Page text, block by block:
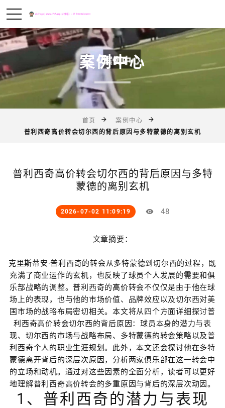
案例中心
首页
案例中心
普利西奇高价转会切尔西的背后原因与多特蒙德的离别玄机
普利西奇高价转会切尔西的背后原因与多特
蒙德的离别玄机
2026-07-02 11:09:19 48
文章摘要：
克里斯蒂安·普利西奇的转会从多特蒙德到切尔西的过程，既
充满了商业运作的玄机，也反映了球员个人发展的需要和俱
乐部战略的调整。普利西奇的高价转会不仅仅是由于他在球
场上的表现，也与他的市场价值、品牌效应以及切尔西对美
国市场的战略布局密切相关。本文将从四个方面详细探讨普
利西奇高价转会切尔西的背后原因：球员本身的潜力与表
现、切尔西的市场与战略布局、多特蒙德的转会策略以及普
利西奇个人的职业生涯规划。此外，本文还会探讨他在多特
蒙德离开背后的深层次原因，分析两家俱乐部在这一转会中
的立场和动机。通过对这些因素的全面分析，读者可以更好
地理解普利西奇高价转会的多重原因与背后的深层次动因。
1、普利西奇的潜力与表现